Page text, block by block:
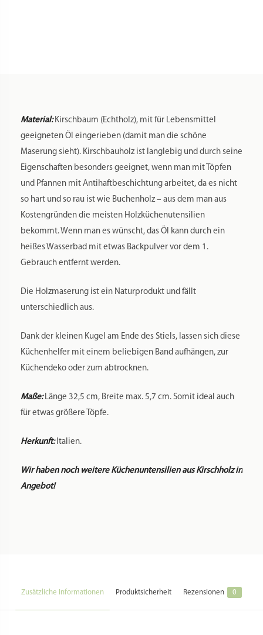
Material:Kirschbaum (Echtholz), mit für Lebensmittel
geeigneten Öl eingerieben (damit man die schöne
Maserung sieht). Kirschbauholz ist langlebig und durch seine
Eigenschaften besonders geeignet, wenn man mit Töpfen
und Pfannen mit Antihaftbeschichtung arbeitet, da es nicht
so hart und so rau ist wie Buchenholz – aus dem man aus
Kostengründen die meisten Holzküchenutensilien
bekommt. Wenn man es wünscht, das Öl kann durch ein
heißes Wasserbad mit etwas Backpulver vor dem 1.
Gebrauch entfernt werden.
Die Holzmaserung ist ein Naturprodukt und fällt
unterschiedlich aus.
Dank der kleinen Kugel am Ende des Stiels, lassen sich diese
Küchenhelfer mit einem beliebigen Band aufhängen, zur
Küchendeko oder zum abtrocknen.
Maße:Länge 32,5 cm, Breite max. 5,7 cm. Somit ideal auch
für etwas größere Töpfe.
Herkunft:Italien.
Wir haben noch weitere Küchenuntensilien aus Kirschholz in
Angebot!
Zusätzliche Informationen Produktsicherheit Rezensionen 0